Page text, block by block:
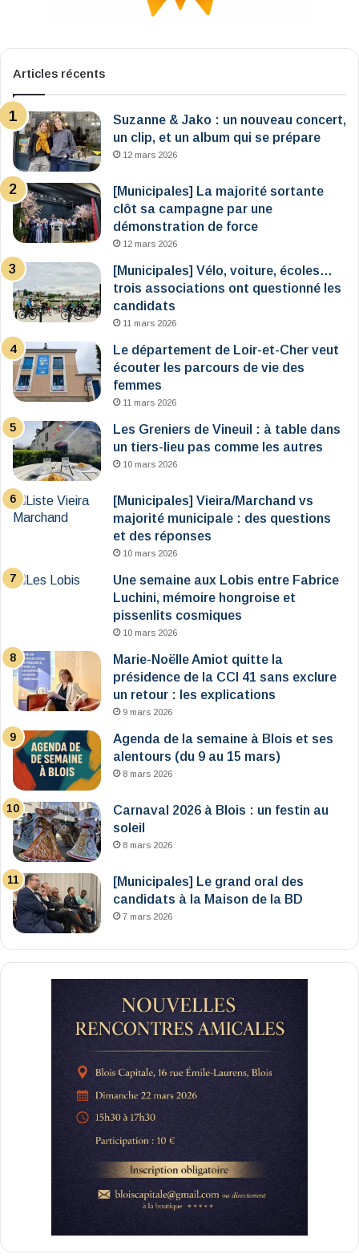
Articles récents
Suzanne & Jako : un nouveau concert,
un clip, et un album qui se prépare
12 mars 2026
[Municipales] La majorité sortante
clôt sa campagne par une
démonstration de force
12 mars 2026
[Municipales] Vélo, voiture, écoles…
trois associations ont questionné les
candidats
11 mars 2026
Le département de Loir-et-Cher veut
écouter les parcours de vie des
femmes
11 mars 2026
Les Greniers de Vineuil : à table dans
un tiers-lieu pas comme les autres
10 mars 2026
[Municipales] Vieira/Marchand vs
majorité municipale : des questions
et des réponses
10 mars 2026
Une semaine aux Lobis entre Fabrice
Luchini, mémoire hongroise et
pissenlits cosmiques
10 mars 2026
Marie-Noëlle Amiot quitte la
présidence de la CCI 41 sans exclure
un retour : les explications
9 mars 2026
Agenda de la semaine à Blois et ses
alentours (du 9 au 15 mars)
8 mars 2026
Carnaval 2026 à Blois : un festin au
soleil
8 mars 2026
[Municipales] Le grand oral des
candidats à la Maison de la BD
7 mars 2026